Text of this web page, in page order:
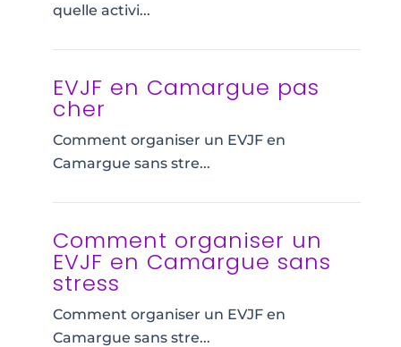
quelle activi...
EVJF en Camargue pas
cher
Comment organiser un EVJF en
Camargue sans stre...
Comment organiser un
EVJF en Camargue sans
stress
Comment organiser un EVJF en
Camargue sans stre...